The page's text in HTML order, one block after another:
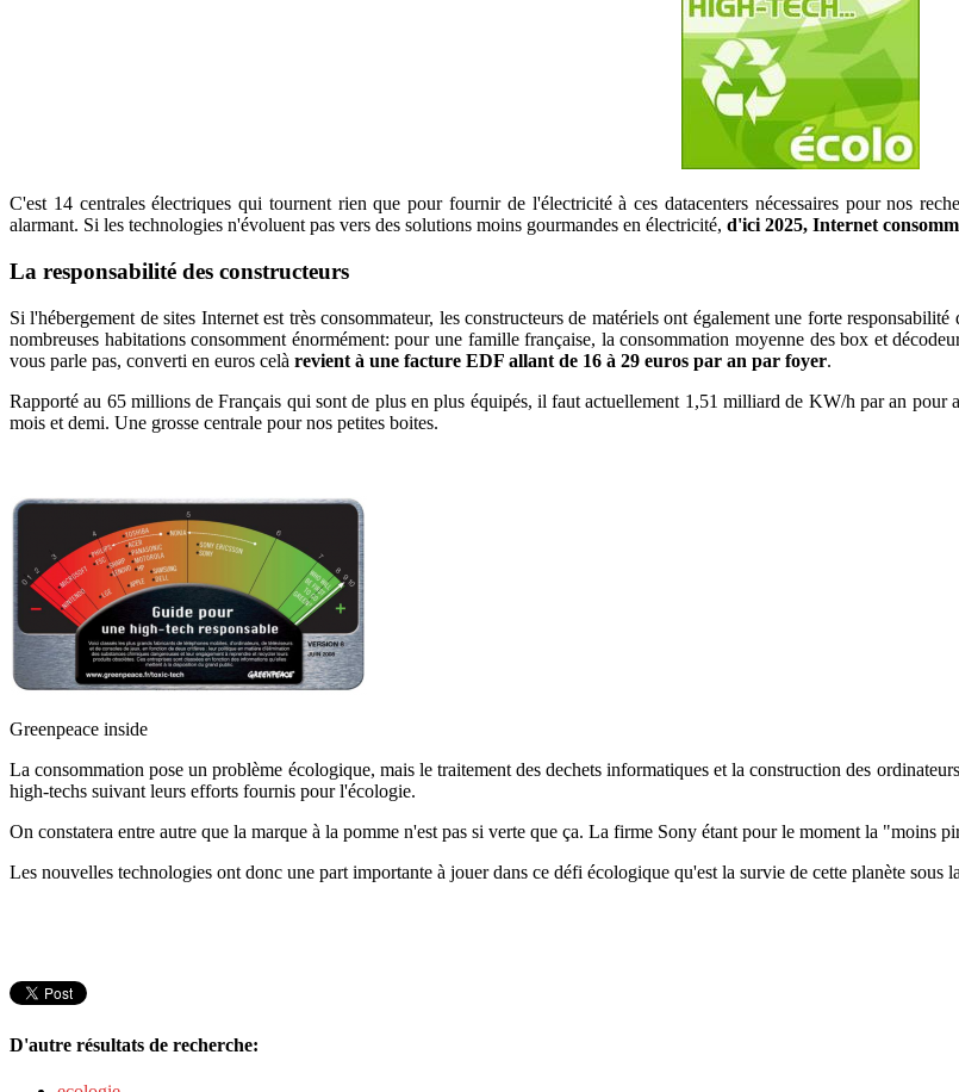
C'est 14 centrales électriques qui tournent rien que pour fournir de l'électricité à ces datacenters nécessaires pour nos
alarmant. Si les technologies n'évoluent pas vers des solutions moins gourmandes en électricité, d'ici 2025, Internet
La responsabilité des constructeurs
Si l'hébergement de sites Internet est très consommateur, les constructeurs de matériels ont également une forte
nombreuses habitations consomment énormément: pour une famille française, la consommation moyenne des box et
vous parle pas, converti en euros celà revient à une facture EDF allant de 16 à 29 euros par an par foyer.
Rapporté au 65 millions de Français qui sont de plus en plus équipés, il faut actuellement 1,51 milliard de KW/h par an
mois et demi. Une grosse centrale pour nos petites boites.
Greenpeace inside
La consommation pose un problème écologique, mais le traitement des dechets informatiques et la construction des
high-techs suivant leurs efforts fournis pour l'écologie.
On constatera entre autre que la marque à la pomme n'est pas si verte que ça. La firme Sony étant pour le moment la "moins
Les nouvelles technologies ont donc une part importante à jouer dans ce défi écologique qu'est la survie de cette planète sous
D'autre résultats de recherche: